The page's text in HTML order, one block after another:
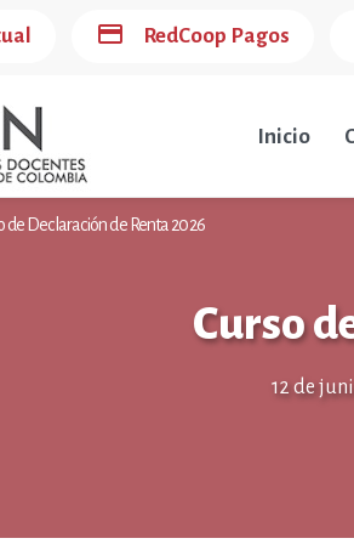
credit_card RedCoop Pagos
Inicio
de Declaración de Renta 2026
Curso
12 de